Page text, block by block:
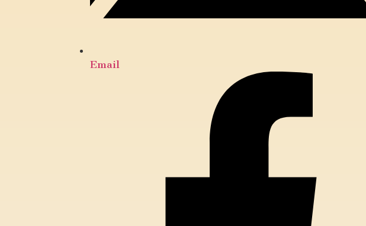
Email